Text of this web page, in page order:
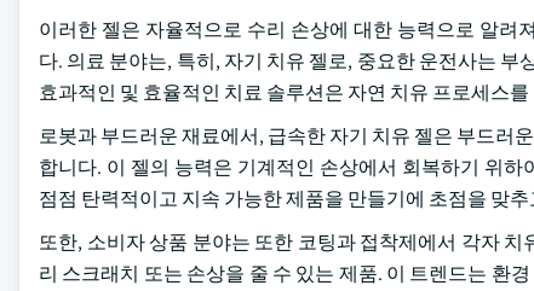
이러한 젤은 자율적으로 수리 손상에 대한 능력으로 알려
다. 의료 분야는, 특히, 자기 치유 젤로, 중요한 운전사는
효과적인 및 효율적인 치료 솔루션은 자연 치유 프로세스
로봇과 부드러운 재료에서, 급속한 자기 치유 젤은 부드러
합니다. 이 젤의 능력은 기계적인 손상에서 회복하기 위
점점 탄력적이고 지속 가능한 제품을 만들기에 초점을 맞
또한, 소비자 상품 분야는 또한 코팅과 접착제에서 각자
리 스크래치 또는 손상을 줄 수 있는 제품. 이 트렌드는 환